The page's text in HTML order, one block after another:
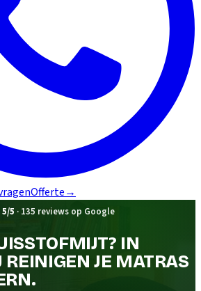
Offerte→
5/5 · 135 reviews op Google
IN
REINIGEN JE MATRAS